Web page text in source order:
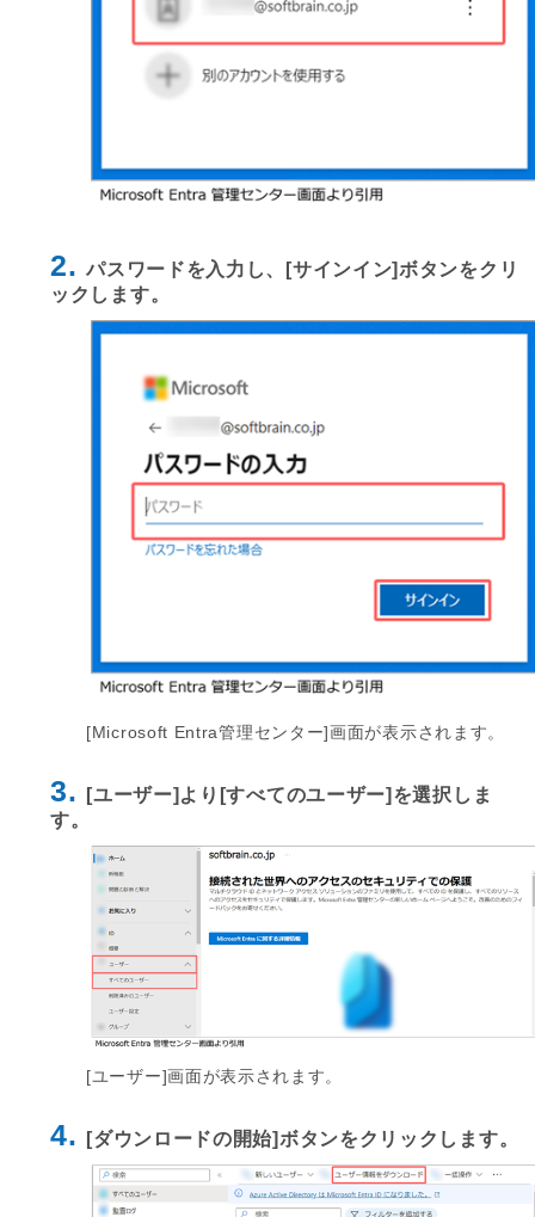
2.パスワードを入力し、[サインイン]ボタンをクリ
ックします。
[Microsoft Entra管理センター]画面が表示されます。
3.
[ユーザー]より[すべてのユーザー]を選択しま
す。
[ユーザー]画面が表示されます。
4. [ダウンロードの開始]ボタンをクリックします。